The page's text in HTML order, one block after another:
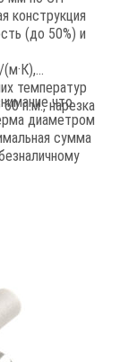
конструкция
(до 50%) и
температур
п.м., нарезка
что
диаметром
сумма